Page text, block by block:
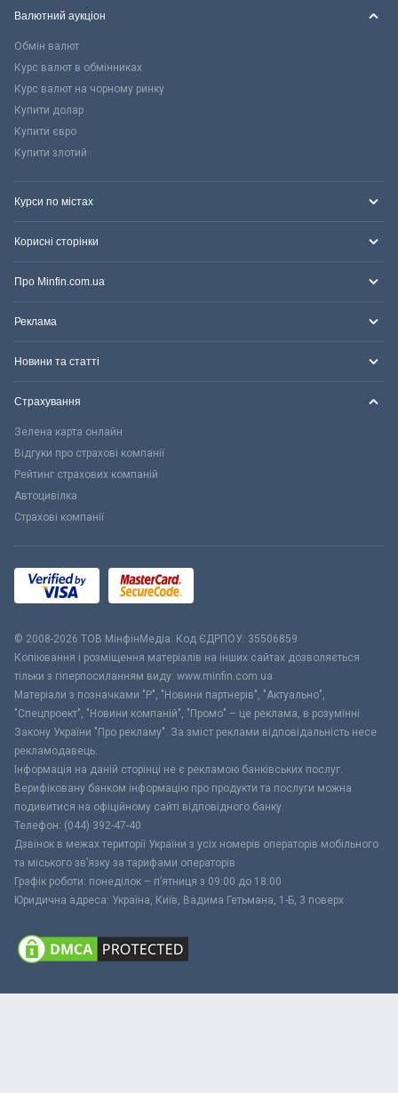
Валютний аукціон
Обмін валют
Курс валют в обмінниках
Курс валют на чорному ринку
Купити долар
Купити євро
Купити злотий
Курси по містах
Корисні сторінки
Про Minfin.com.ua
Реклама
Новини та статті
Страхування
Зелена карта онлайн
Відгуки про страхові компанії
Рейтинг страхових компаній
Автоцивілка
Страхові компанії
© 2008-2026 ТОВ МiнфiнМедiа. Код ЄДРПОУ: 35506859
Копіювання і розміщення матеріалів на інших сайтах дозволяється
тільки з гіперпосиланням виду: www.minfin.com.ua
Матеріали з позначками "Р", "Новини партнерів", "Актуально",
"Спецпроект", "Новини компаній", "Промо" – це реклама, в розумінні
Закону України "Про рекламу". За зміст реклами відповідальність несе
рекламодавець.
Інформація на даній сторінці не є рекламою банківських послуг.
Верифіковану банком інформацію про продукти та послуги можна
подивитися на офіційному сайті відповідного банку.
Телефон: (044) 392-47-40
Дзвінок в межах території України з усіх номерів операторів мобільного
та міського зв’язку за тарифами операторів
Графік роботи: понеділок – п’ятниця з 09:00 до 18:00
Юридична адреса: Україна, Київ, Вадима Гетьмана, 1-Б, 3 поверх